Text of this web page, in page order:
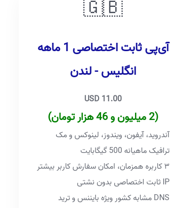
🇬🇧
آی‌پی ثابت اختصاصی 1 ماهه
انگلیس - لندن
11.00 USD
(2 میلیون و 46 هزار تومان)
آندروید، آیفون، ویندوز، لینوکس و مک
ترافیک ماهیانه 500 گیگابایت